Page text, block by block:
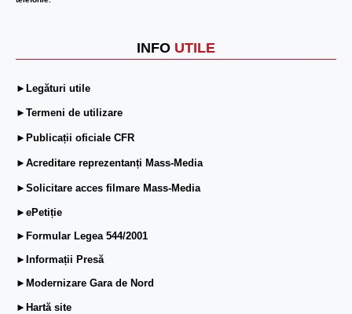
INFO UTILE
►Legături utile
►Termeni de utilizare
►Publicații oficiale CFR
►Acreditare reprezentanți Mass-Media
►Solicitare acces filmare Mass-Media
►ePetiție
►Formular Legea 544/2001
►Informații Presă
►Modernizare Gara de Nord
►Hartă site